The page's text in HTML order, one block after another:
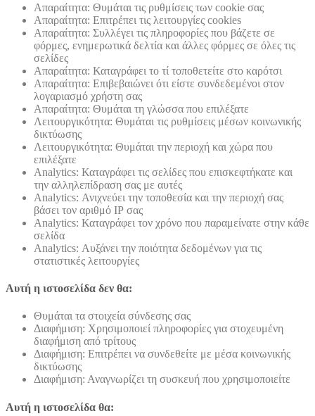
Απαραίτητα: Θυμάται τις ρυθμίσεις των cookie σας
Απαραίτητα: Επιτρέπει τις λειτουργίες cookies
Απαραίτητα: Συλλέγει τις πληροφορίες που βάζετε σε
φόρμες, ενημερωτικά δελτία και άλλες φόρμες σε όλες τις
σελίδες
Απαραίτητα: Καταγράφει το τί τοποθετείτε στο καρότσι
Απαραίτητα: Επιβεβαιώνει ότι είστε συνδεδεμένοι στον
λογαριασμό χρήστη σας
Απαραίτητα: Θυμάται τη γλώσσα που επιλέξατε
Λειτουργικότητα: Θυμάται τις ρυθμίσεις μέσων κοινωνικής
δικτύωσης
Λειτουργικότητα: Θυμάται την περιοχή και χώρα που
επιλέξατε
Analytics: Καταγράφει τις σελίδες που επισκεφτήκατε και
την αλληλεπίδραση σας με αυτές
Analytics: Ανιχνεύει την τοποθεσία και την περιοχή σας
βάσει τον αριθμό ΙΡ σας
Analytics: Καταγράφει τον χρόνο που παραμείνατε στην κάθε
σελίδα
Analytics: Αυξάνει την ποιότητα δεδομένων για τις
στατιστικές λειτουργίες
Αυτή η ιστοσελίδα δεν θα:
Θυμάται τα στοιχεία σύνδεσης σας
Διαφήμιση: Χρησιμοποιεί πληροφορίες για στοχευμένη
διαφήμιση από τρίτους
Διαφήμιση: Επιτρέπει να συνδεθείτε με μέσα κοινωνικής
δικτύωσης
Διαφήμιση: Αναγνωρίζει τη συσκευή που χρησιμοποιείτε
Αυτή η ιστοσελίδα θα: